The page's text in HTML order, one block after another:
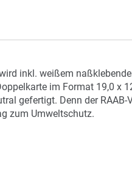
inkl. weißem
im Format 19,0 x
gefertigt. Denn der
zum Umweltschutz.